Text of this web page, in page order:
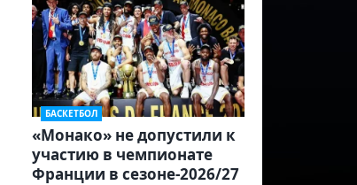
БАСКЕТБОЛ
«Монако» не допустили к
участию в чемпионате
Франции в сезоне-2026/27